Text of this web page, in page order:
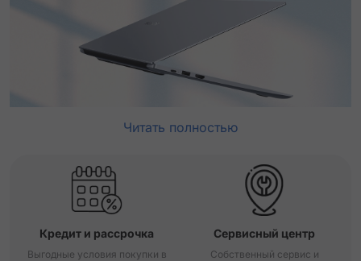
Читать полностью
Кредит и рассрочка
Выгодные условия покупки в
Сервисный центр
Собственный сервис и